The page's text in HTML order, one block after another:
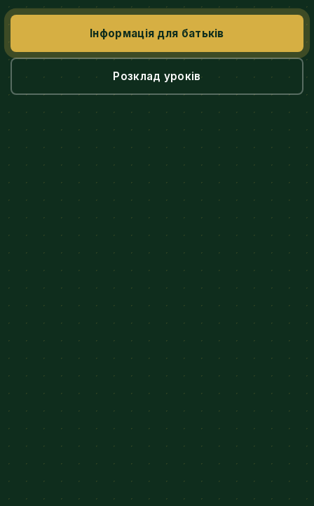
Інформація для батьків
Розклад уроків